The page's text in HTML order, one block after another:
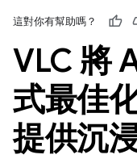
這對你有幫助嗎？
VLC 將
式最佳
提供沉